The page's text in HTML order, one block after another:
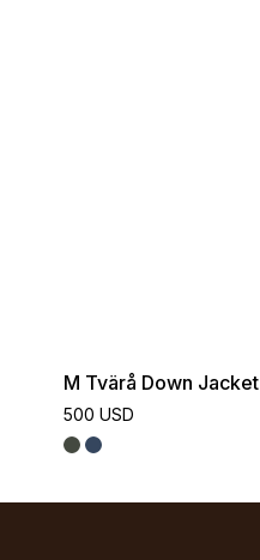
M Tvärå Down Jacket
500 USD